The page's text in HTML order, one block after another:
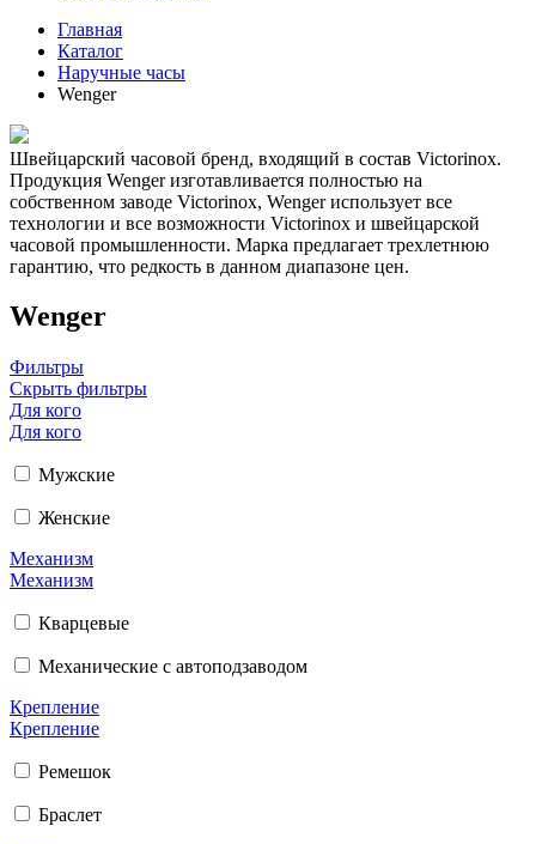
Главная
Каталог
Наручные часы
Wenger
Швейцарский часовой бренд, входящий в состав Victorinox.
Продукция Wenger изготавливается полностью на
собственном заводе Victorinox, Wenger использует все
технологии и все возможности Victorinox и швейцарской
часовой промышленности. Марка предлагает трехлетнюю
гарантию, что редкость в данном диапазоне цен.
Wenger
Фильтры
Скрыть фильтры
Для кого
Для кого
Мужские
Женские
Механизм
Механизм
Кварцевые
Механические с автоподзаводом
Крепление
Крепление
Ремешок
Браслет